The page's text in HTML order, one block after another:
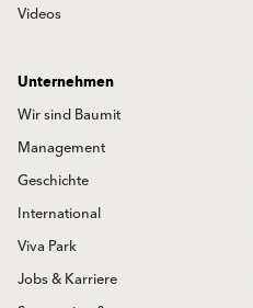
Videos
Unternehmen
Wir sind Baumit
Management
Geschichte
International
Viva Park
Jobs & Karriere